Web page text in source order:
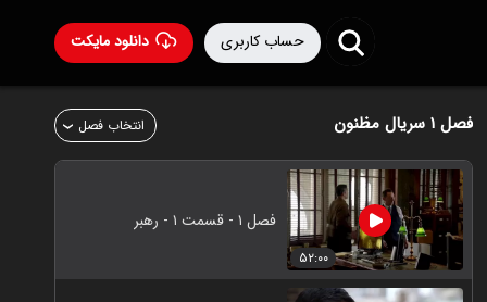
دانلود مایکت حساب کاربری
فصل ۱ سریال مظنون انتخاب فصل
۵۲:۰۰
فصل ۱ - قسمت ۱ - رهبر